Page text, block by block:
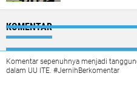
KOMENTAR
Komentar sepenuhnya menjadi
dalam UU ITE. #JernihBerkomentar